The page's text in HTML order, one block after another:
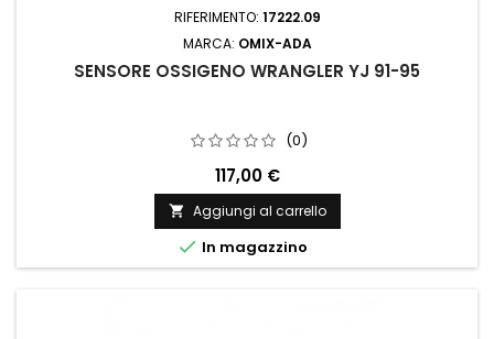
RIFERIMENTO: 17222.09
MARCA: OMIX-ADA
SENSORE OSSIGENO WRANGLER YJ 91-95
(0)
117,00 €
 Aggiungi al carrello
 In magazzino